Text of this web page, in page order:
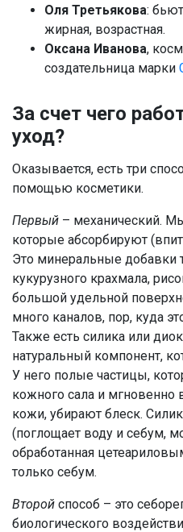
Оля Третьякова:
жирная, возрастная.
Оксана Иванова,
создательница марки
За счет чего
уход?
Оказывается, есть три
помощью косметики.
Первый – механический.
которые абсорбируют
Это минеральные добавки
кукурузного крахмала,
большой удельной
много каналов, пор, куда
Также есть силика или
натуральный компонент,
У него полые частицы,
кожного сала и
кожи, убирают блеск.
(поглощает воду и себум,
обработанная
только себум.
Второй способ – это
биологического